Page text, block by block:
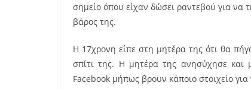
σημείο όπου είχαν δώσει ραντεβού για να
βάρος της.
Η 17χρονη είπε στη μητέρα της ότι θα
σπίτι της. Η μητέρα της ανησύχησε
Facebook μήπως βρουν κάποιο στοιχείο